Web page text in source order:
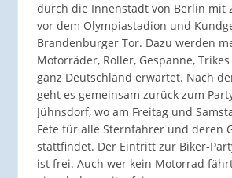
durch die Innenstadt von Berlin mit
vor dem Olympiastadion und
Brandenburger Tor. Dazu werden
Motorräder, Roller, Gespanne,
ganz Deutschland erwartet. Nach
geht es gemeinsam zurück zum
Jühnsdorf, wo am Freitag und
Fete für alle Sternfahrer und deren
stattfindet. Der Eintritt zur Biker-
ist frei. Auch wer kein Motorrad